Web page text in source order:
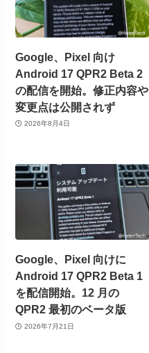
Google、Pixel 向け
Android 17 QPR2 Beta 2
の配信を開始。修正内容や
変更点は公開されず
2026年8月4日
Google、Pixel 向けに
Android 17 QPR2 Beta 1
を配信開始。12 月の
QPR2 最初のベータ版
2026年7月21日